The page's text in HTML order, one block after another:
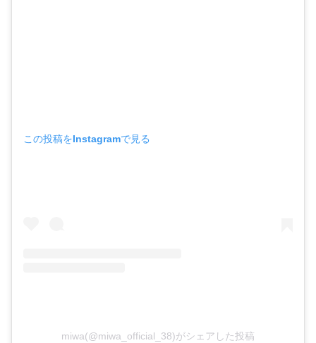
この投稿をInstagramで見る
miwa(@miwa_official_38)がシェアした投稿